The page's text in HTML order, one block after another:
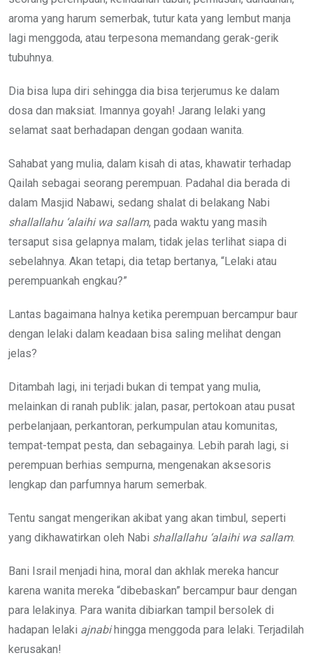
aroma yang harum semerbak, tutur kata yang lembut manja
lagi menggoda, atau terpesona memandang gerak-gerik
tubuhnya.
Dia bisa lupa diri sehingga dia bisa terjerumus ke dalam
dosa dan maksiat. Imannya goyah! Jarang lelaki yang
selamat saat berhadapan dengan godaan wanita.
Sahabat yang mulia, dalam kisah di atas, khawatir terhadap
Qailah sebagai seorang perempuan. Padahal dia berada di
dalam Masjid Nabawi, sedang shalat di belakang Nabi
shallallahu ‘alaihi wa sallam, pada waktu yang masih
tersaput sisa gelapnya malam, tidak jelas terlihat siapa di
sebelahnya. Akan tetapi, dia tetap bertanya, “Lelaki atau
perempuankah engkau?”
Lantas bagaimana halnya ketika perempuan bercampur baur
dengan lelaki dalam keadaan bisa saling melihat dengan
jelas?
Ditambah lagi, ini terjadi bukan di tempat yang mulia,
melainkan di ranah publik: jalan, pasar, pertokoan atau pusat
perbelanjaan, perkantoran, perkumpulan atau komunitas,
tempat-tempat pesta, dan sebagainya. Lebih parah lagi, si
perempuan berhias sempurna, mengenakan aksesoris
lengkap dan parfumnya harum semerbak.
Tentu sangat mengerikan akibat yang akan timbul, seperti
yang dikhawatirkan oleh Nabi shallallahu ‘alaihi wa sallam.
Bani Israil menjadi hina, moral dan akhlak mereka hancur
karena wanita mereka “dibebaskan” bercampur baur dengan
para lelakinya. Para wanita dibiarkan tampil bersolek di
hadapan lelaki ajnabihingga menggoda para lelaki. Terjadilah
kerusakan!